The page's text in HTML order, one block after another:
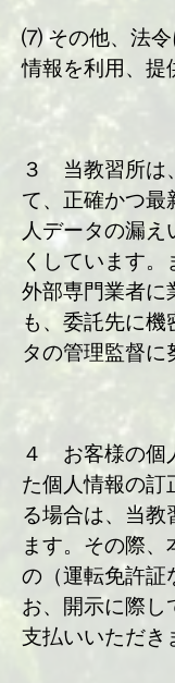
⑺ その他、法令
情報を利用、提
３ 当教習所は
て、正確かつ最
人データの漏
くしています
外部専門業者に
も、委託先に
タの管理監督に
４ お客様の個
た個人情報の訂
る場合は、当教
ます。その際、
の（運転免許証
お、開示に際し
支払いいただき